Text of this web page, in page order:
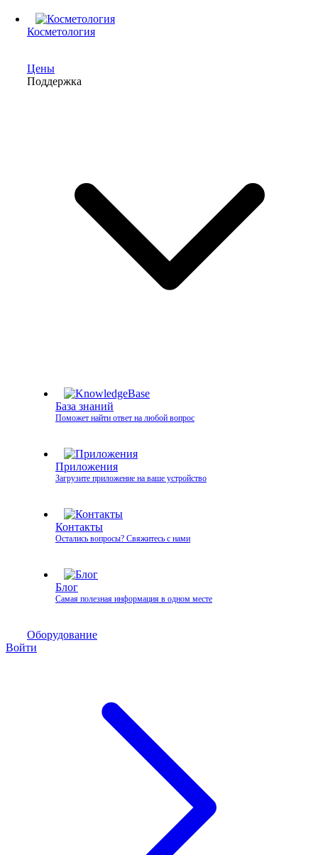
Косметология
Цены
Поддержка
База знаний
Поможет найти ответ на любой вопрос
Приложения
Загрузите приложение на ваше устройство
Контакты
Остались вопросы? Свяжитесь с нами
Блог
Самая полезная информация в одном месте
Оборудование
Войти